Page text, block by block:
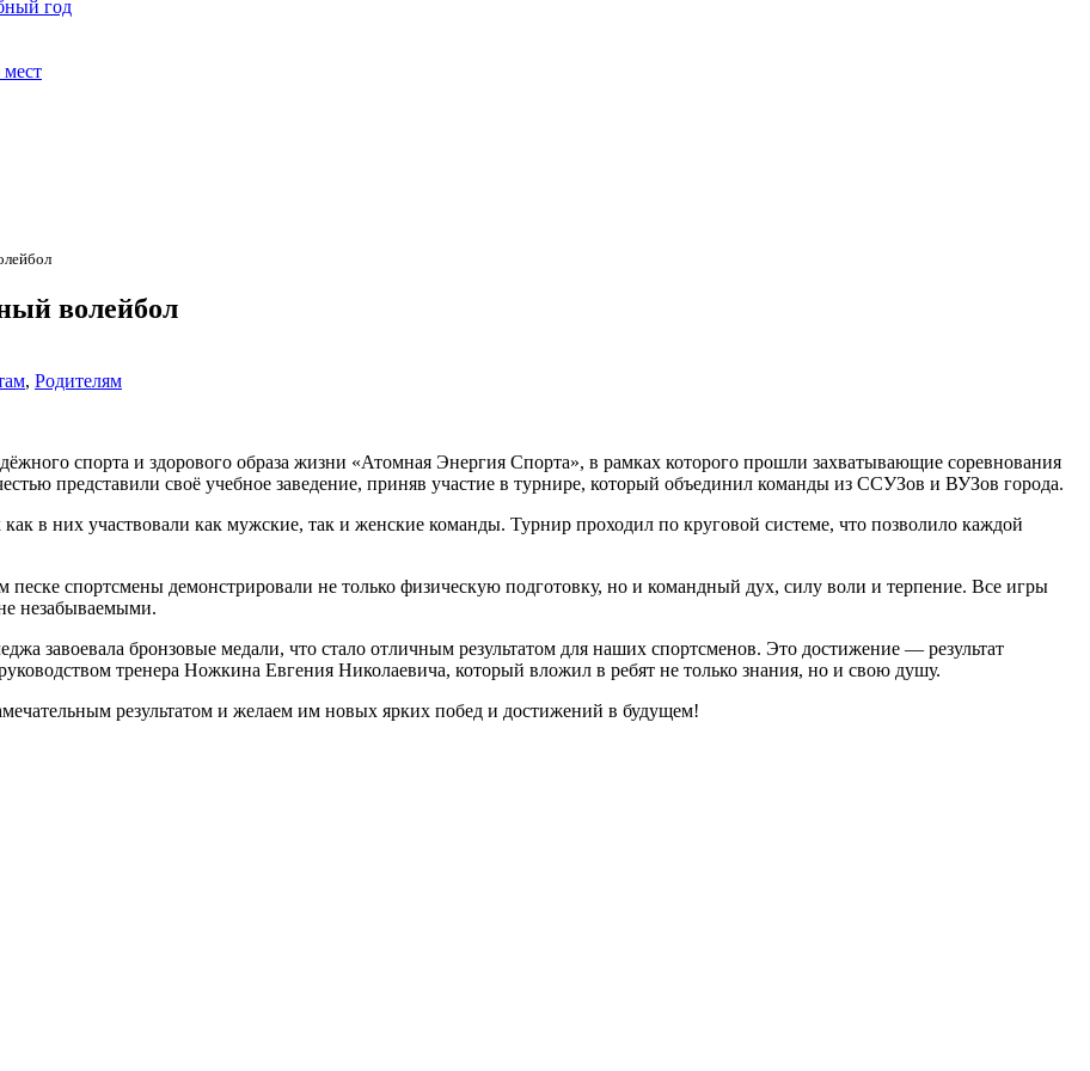
год
волейбол
, Родителям
спорта и здорового образа жизни «Атомная Энергия Спорта», в рамках которого прошли захватывающие соревнования
представили своё учебное заведение, приняв участие в турнире, который объединил команды из ССУЗов и ВУЗов города.
в них участвовали как мужские, так и женские команды. Турнир проходил по круговой системе, что позволило каждой
спортсмены демонстрировали не только физическую подготовку, но и командный дух, силу воли и терпение. Все игры
незабываемыми.
завоевала бронзовые медали, что стало отличным результатом для наших спортсменов. Это достижение — результат
тренера Ножкина Евгения Николаевича, который вложил в ребят не только знания, но и свою душу.
результатом и желаем им новых ярких побед и достижений в будущем!